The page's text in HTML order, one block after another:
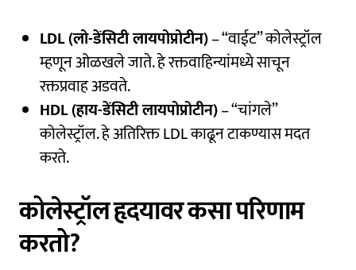
LDL (लो-डेंसिटी लायपोप्रोटीन)– “वाईट” कोलेस्ट्रॉल
म्हणून ओळखले जाते. हे रक्तवाहिन्यांमध्ये साचून
रक्तप्रवाह अडवते.
HDL (हाय-डेंसिटी लायपोप्रोटीन)– “चांगले”
कोलेस्ट्रॉल. हे अतिरिक्त LDL काढून टाकण्यास मदत
करते.
कोलेस्ट्रॉल हृदयावर कसा परिणाम
करतो?